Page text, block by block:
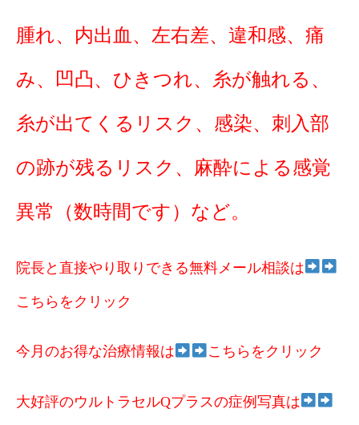
腫れ、内出血、左右差、違和感、痛
み、凹凸、ひきつれ、糸が触れる、
糸が出てくるリスク、感染、刺入部
の跡が残るリスク、麻酔による感覚
異常（数時間です）など。
院長と直接やり取りできる無料メール相談は
こちらをクリック
今月のお得な治療情報は こちらをクリック
大好評のウルトラセルQプラスの症例写真は